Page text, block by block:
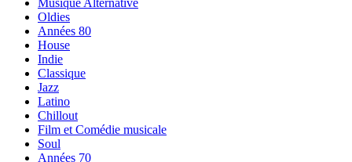
Musique Alternative
Oldies
Années 80
House
Indie
Classique
Jazz
Latino
Chillout
Film et Comédie musicale
Soul
Années 70